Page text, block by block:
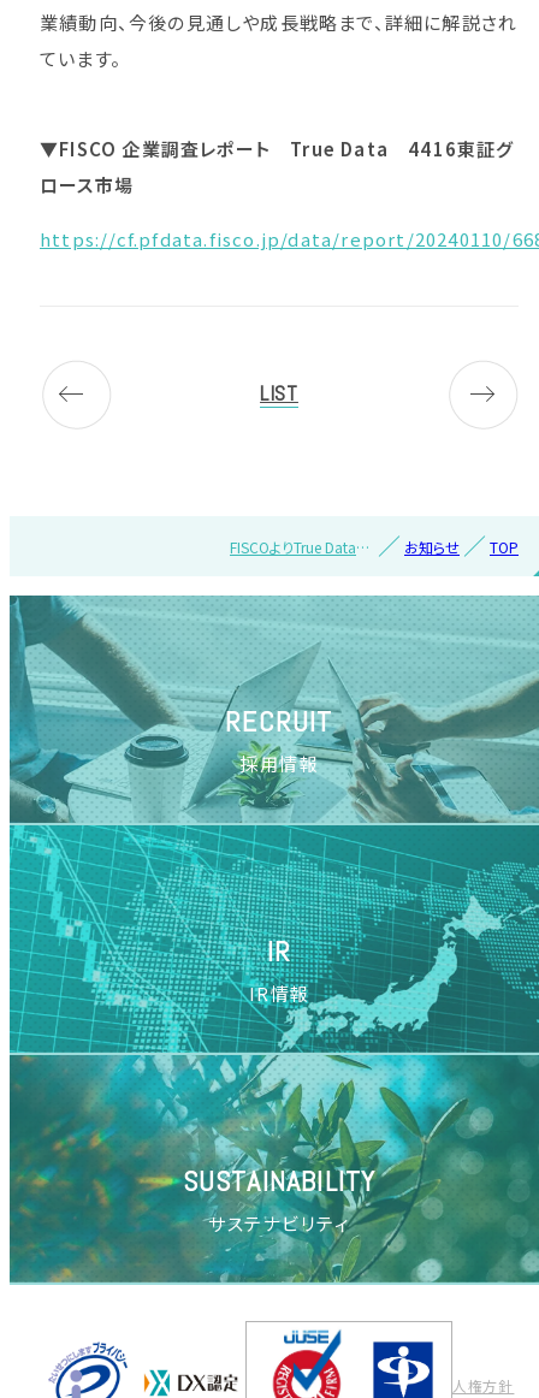
業績動向、今後の見通しや成長戦略まで、詳細に解説され
ています。
▼FISCO 企業調査レポート True Data 4416東証グ
ロース市場
https://cf.pfdata.fisco.jp/data/report/20240110/
LIST
TOP
お知らせ
FISCOよりTrue Dataの
RECRUIT
採用情報
IR
IR情報
SUSTAINABILITY
サステナビリティ
人権方針